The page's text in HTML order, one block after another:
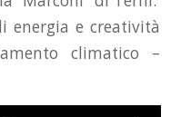
energia e creatività
climatico –